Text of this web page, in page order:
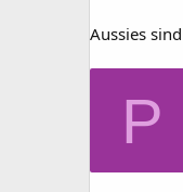
Aussies
P